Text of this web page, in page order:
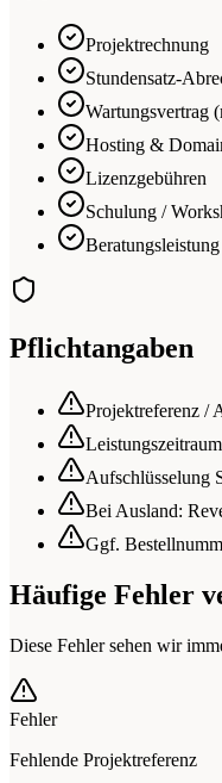
Projektrechnung
Stundensatz-
Wartungsvertrag
Hosting &
Lizenzgebühren
Schulung /
Beratungsleistung
Pflichtangaben
Projektreferenz /
Leistungszeitraum
Aufschlüsselung
Bei Ausland:
Ggf.
Häufige Fehler
Diese Fehler sehen wir
Fehler
Fehlende Projektreferenz